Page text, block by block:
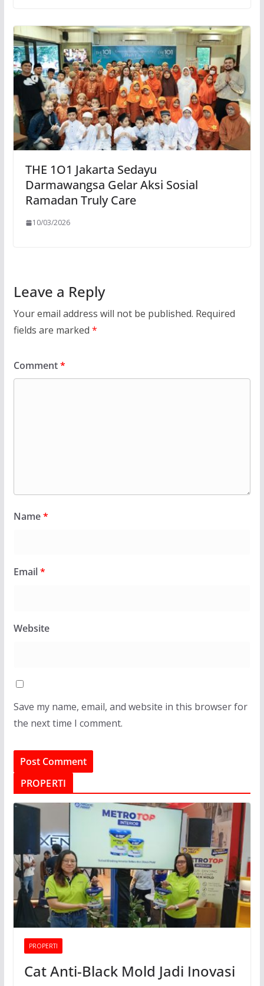
THE 1O1 Jakarta Sedayu
Darmawangsa Gelar Aksi Sosial
Ramadan Truly Care
10/03/2026
Leave a Reply
Your email address will not be published. Required
fields are marked *
Comment*
Name*
Email*
Website
Save my name, email, and website in this browser for
the next time I comment.
PROPERTI
PROPERTI
Cat Anti-Black Mold Jadi Inovasi